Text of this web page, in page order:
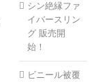
シン絶縁ファ
イバースリン
グ 販売開
始！
ビニール被覆